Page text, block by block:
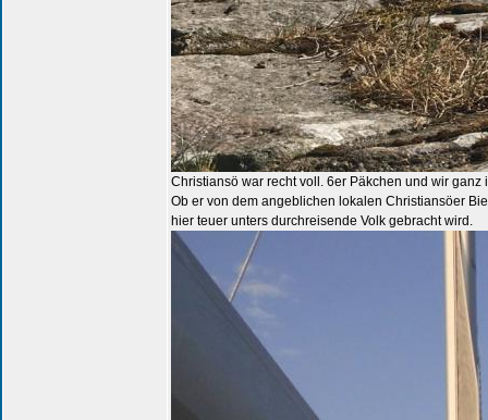
Christiansö war recht voll. 6er Päkchen und wir
Ob er von dem angeblichen lokalen Christiansöer
hier teuer unters durchreisende Volk gebracht wird.